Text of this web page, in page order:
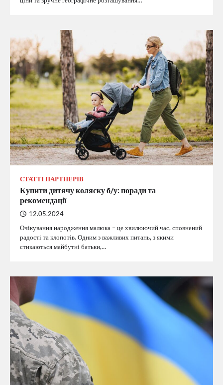
СТАТТІ ПАРТНЕРІВ
Купити дитячу коляску б/у: поради та
рекомендації
12.05.2024
Очікування народження малюка – це хвилюючий час, сповнений
радості та клопотів. Одним з важливих питань, з якими
стикаються майбутні батьки,…